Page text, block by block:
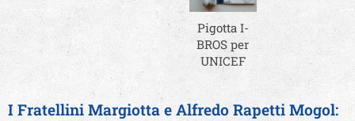
Pigotta I-
BROS per
UNICEF
I Fratellini Margiotta e Alfredo Rapetti Mogol: